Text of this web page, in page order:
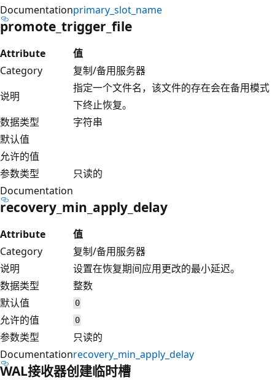
Documentationprimary_slot_name
promote_trigger_file
Attribute
值
Category
复制/备用服务器
说明
指定一个文件名，该文件的存在会在备用模式
下终止恢复。
数据类型
字符串
默认值
允许的值
参数类型
只读的
Documentation
recovery_min_apply_delay
Attribute
值
Category
复制/备用服务器
说明
设置在恢复期间应用更改的最小延迟。
数据类型
整数
默认值
0
允许的值 0
参数类型
只读的
Documentationrecovery_min_apply_delay
WAL接收器创建临时槽